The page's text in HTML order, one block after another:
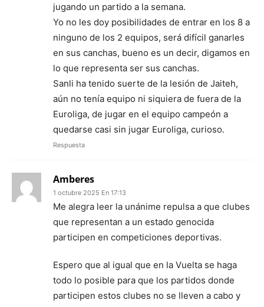
jugando un partido a la semana.
Yo no les doy posibilidades de entrar en los 8 a
ninguno de los 2 equipos, será difícil ganarles
en sus canchas, bueno es un decir, digamos en
lo que representa ser sus canchas.
Sanli ha tenido suerte de la lesión de Jaiteh,
aún no tenía equipo ni siquiera de fuera de la
Euroliga, de jugar en el equipo campeón a
quedarse casi sin jugar Euroliga, curioso.
Respuesta
Amberes
1 octubre 2025 En 17:13
Me alegra leer la unánime repulsa a que clubes
que representan a un estado genocida
participen en competiciones deportivas.
Espero que al igual que en la Vuelta se haga
todo lo posible para que los partidos donde
participen estos clubes no se lleven a cabo y